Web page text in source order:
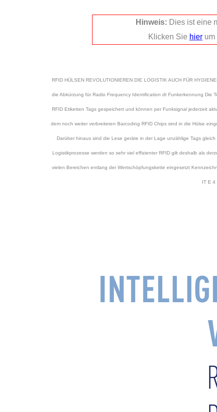
RFID HÜLSEN REVOLUTIONIEREN DIE LOGISTIK AUCH FÜR
die Abkürzung für Radio Frequency Identification dt Funkerkennung Die
RFID Etiketten Tags gespeichert und können per Funksignal jederzeit
dem noch weiter verbreiteten Barcoding RFID Chips sind in die Hülse
Darüber hinaus sind die Lese geräte in der Lage unzählige Tags
Logistikprozesse werden so sehr viel effizienter RFID gilt deshalb als
vielen Bereichen entlang der Wertschöpfungskette eingesetzt
IT E 4
Hinweis: Dies ist eine
Klicken Sie hier um